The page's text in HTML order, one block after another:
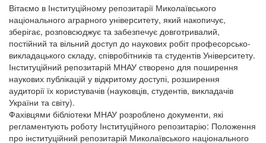
Вітаємо в Інституційному репозитарії Миколаївського
національного аграрного університету, який накопичує,
зберігає, розповсюджує та забезпечує довготривалий,
постійний та вільний доступ до наукових робіт професорсько-
викладацького складу, співробітників та студентів Університету.
Інституційний репозитарій МНАУ створено для поширення
наукових публікацій у відкритому доступі, розширення
аудиторії їх користувачів (науковців, студентів, викладачів
України та світу).
Фахівцями бібліотеки МНАУ розроблено документи, які
регламентують роботу Інституційного репозитарію: Положення
про інституційний репозитарій Миколаївського національного